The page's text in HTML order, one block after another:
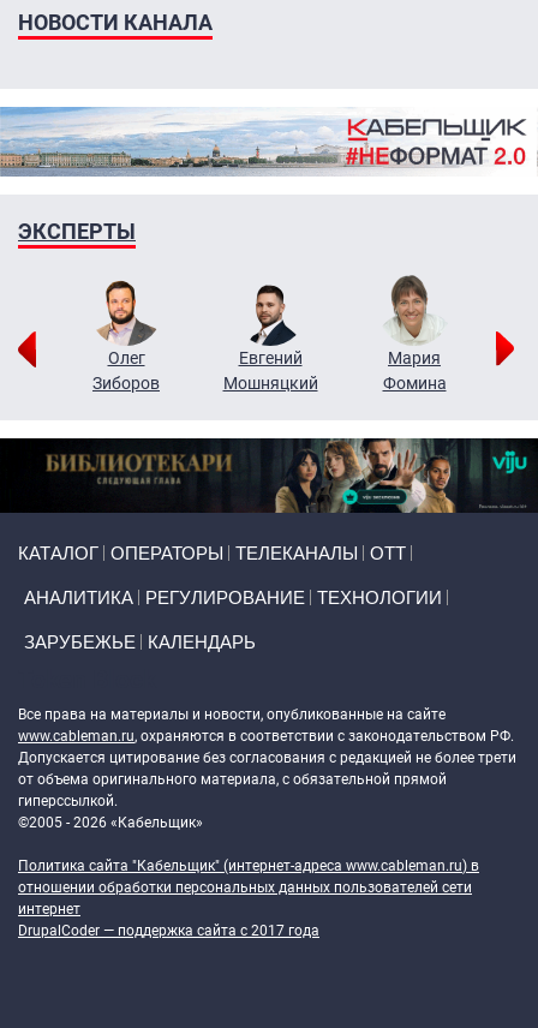
НОВОСТИ КАНАЛА
ЭКСПЕРТЫ
Олег
Зиборов
Евгений
Мошняцкий
Мария
Фомина
КАТАЛОГ ОПЕРАТОРЫ ТЕЛЕКАНАЛЫ ОТТ
АНАЛИТИКА РЕГУЛИРОВАНИЕ ТЕХНОЛОГИИ
ЗАРУБЕЖЬЕ КАЛЕНДАРЬ
Все права на материалы и новости, опубликованные на сайте
www.cableman.ru, охраняются в соответствии с законодательством РФ.
Допускается цитирование без согласования с редакцией не более трети
от объема оригинального материала, с обязательной прямой
гиперссылкой.
©2005 - 2026 «Кабельщик»
Политика сайта "Кабельщик" (интернет-адреса www.cableman.ru) в
отношении обработки персональных данных пользователей сети
интернет
DrupalCoder — поддержка сайта c 2017 года